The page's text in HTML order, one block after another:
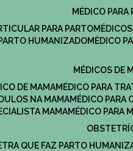
MÉDICO
PARA PARTO
PARTO HUMANIZADO MÉDICO
MÉDICOS DE
DE MAMA MÉDICO PARA
NA MAMA MÉDICO
MAMA MÉDICO PARA
QUE FAZ PARTO